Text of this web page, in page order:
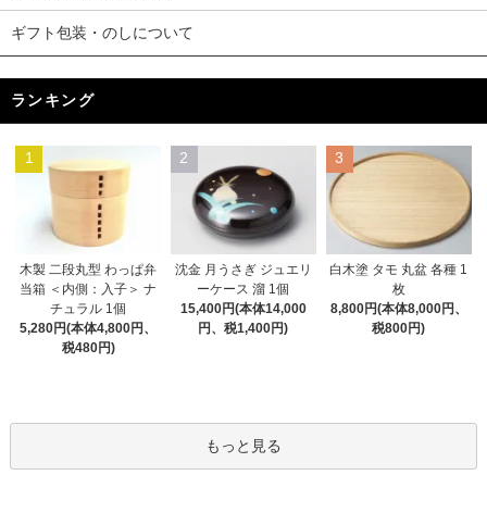
ギフト包装・のしについて
ランキング
1
木製 二段丸型 わっぱ弁
当箱 ＜内側：入子＞ ナ
チュラル 1個
5,280円(本体4,800円、
税480円)
2
沈金 月うさぎ ジュエリ
ーケース 溜 1個
15,400円(本体14,000
円、税1,400円)
3
白木塗 タモ 丸盆 各種 1
枚
8,800円(本体8,000円、
税800円)
もっと見る